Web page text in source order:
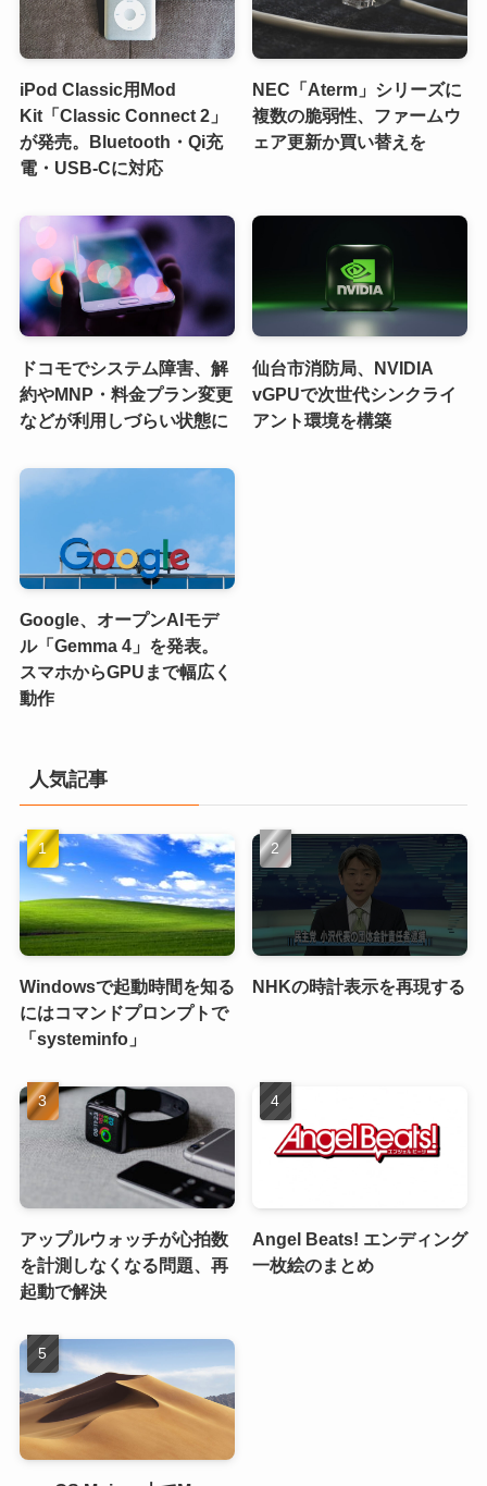
iPod Classic用Mod
Kit「Classic Connect 2」
が発売。Bluetooth・Qi充
電・USB-Cに対応
NEC「Aterm」シリーズに
複数の脆弱性、ファームウ
ェア更新か買い替えを
ドコモでシステム障害、解
約やMNP・料金プラン変更
などが利用しづらい状態に
仙台市消防局、NVIDIA
vGPUで次世代シンクライ
アント環境を構築
Google、オープンAIモデ
ル「Gemma 4」を発表。
スマホからGPUまで幅広く
動作
人気記事
Windowsで起動時間を知る
にはコマンドプロンプトで
「systeminfo」
NHKの時計表示を再現する
アップルウォッチが心拍数
を計測しなくなる問題、再
起動で解決
Angel Beats! エンディング
一枚絵のまとめ